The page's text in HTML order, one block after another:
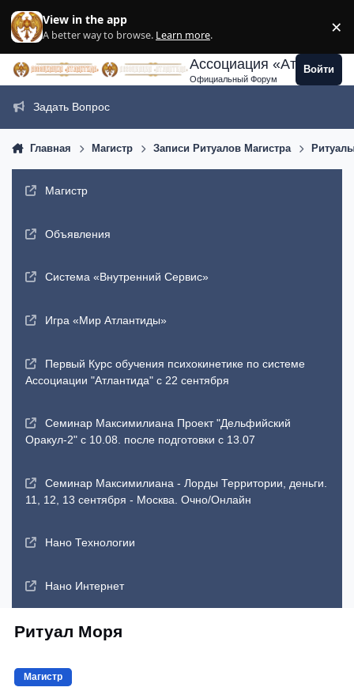
View in the app
A better way to browse. Learn more. ×
Ассоциация
Официальный Форум
Войти
Задать Вопрос
Главная Магистр Записи Ритуалов Магистра
Магистр
Объявления
Система «Внутренний Сервис»
Игра «Мир Атлантиды»
Первый Курс обучения психокинетике по системе
Ассоциации "Атлантида" с 22 сентября
Семинар Максимилиана Проект "Дельфийский
Оракул-2" с 10.08. после подготовки с 13.07
Семинар Максимилиана - Лорды Территории, деньги.
11, 12, 13 сентября - Москва. Очно/Онлайн
Нано Технологии
Нано Интернет
Ритуал Моря
Магистр